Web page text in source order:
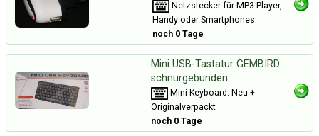
Netzstecker für MP3 Player,
Handy oder Smartphones
noch 0 Tage
Mini USB-Tastatur GEMBIRD
schnurgebunden
Mini Keyboard: Neu +
Originalverpackt
noch 0 Tage